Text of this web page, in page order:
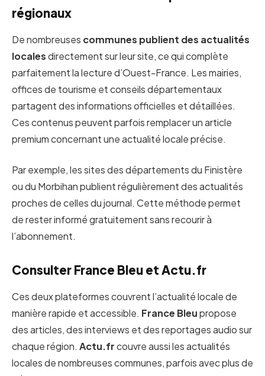
régionaux
De nombreuses communes publient des actualités
localesdirectement sur leur site, ce qui complète
parfaitement la lecture d’Ouest-France. Les mairies,
offices de tourisme et conseils départementaux
partagent des informations officielles et détaillées.
Ces contenus peuvent parfois remplacer un article
premium concernant une actualité locale précise.
Par exemple, les sites des départements du Finistère
ou du Morbihan publient régulièrement des actualités
proches de celles du journal. Cette méthode permet
de rester informé gratuitement sans recourir à
l’abonnement.
Consulter France Bleu et Actu.fr
Ces deux plateformes couvrent l’actualité locale de
manière rapide et accessible. France Bleupropose
des articles, des interviews et des reportages audio sur
chaque région. Actu.frcouvre aussi les actualités
locales de nombreuses communes, parfois avec plus de